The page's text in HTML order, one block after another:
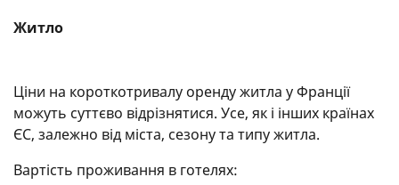
Житло
Ціни на короткотривалу оренду житла у Франції
можуть суттєво відрізнятися. Усе, як і інших країнах
ЄС, залежно від міста, сезону та типу житла.
Вартість проживання в готелях: